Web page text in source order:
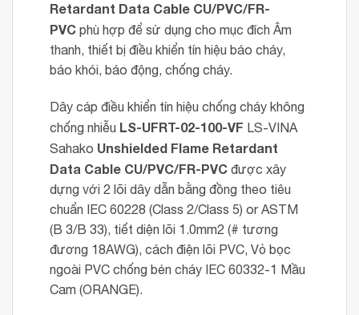
Retardant Data Cable CU/PVC/FR-
PVC phù hợp để sử dụng cho mục đích Âm
thanh, thiết bị điều khiển tín hiệu báo cháy,
báo khói, báo động, chống cháy.
Dây cáp điều khiển tín hiệu chống cháy không
chống nhiễu LS-UFRT-02-100-VF LS-VINA
Sahako Unshielded Flame Retardant
Data Cable CU/PVC/FR-PVC được xây
dựng với 2 lõi dây dẫn bằng đồng theo tiêu
chuẩn IEC 60228 (Class 2/Class 5) or ASTM
(B 3/B 33), tiết diện lõi 1.0mm2 (# tương
đương 18AWG), cách điện lõi PVC, Vỏ bọc
ngoài PVC chống bén cháy IEC 60332-1 Mầu
Cam (ORANGE).